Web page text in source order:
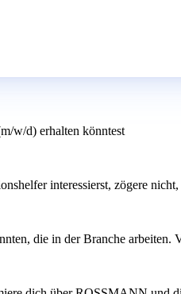
w/d) erhalten könntest
interessierst, zögere
die in der Branche